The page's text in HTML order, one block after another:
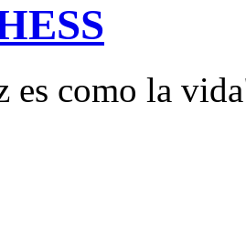
es como la